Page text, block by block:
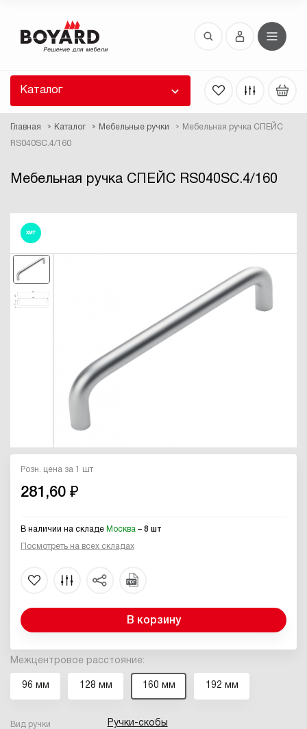
Каталог
Главная Каталог Мебельные ручки Мебельная ручка СПЕЙС
RS040SC.4/160
Мебельная ручка СПЕЙС RS040SC.4/160
ХИТ
Межцентровое расстояние:
96 мм 128 мм 160 мм 192 мм
Вид ручки Ручки-скобы
Розн. цена за 1 шт
281,60 ₽
В наличии на складе Москва – 8 шт
Посмотреть на всех складах
В корзину
Восстановление пароля
высланы вам по E-Mail.
ссылку для восстановления